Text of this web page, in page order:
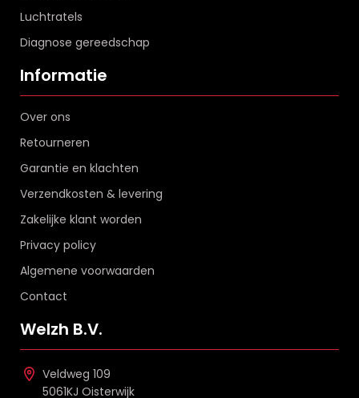
Luchtratels
Diagnose gereedschap
Informatie
Over ons
Retourneren
Garantie en klachten
Verzendkosten & levering
Zakelijke klant worden
Privacy policy
Algemene voorwaarden
Contact
Welzh B.V.
Veldweg 109
5061KJ Oisterwijk